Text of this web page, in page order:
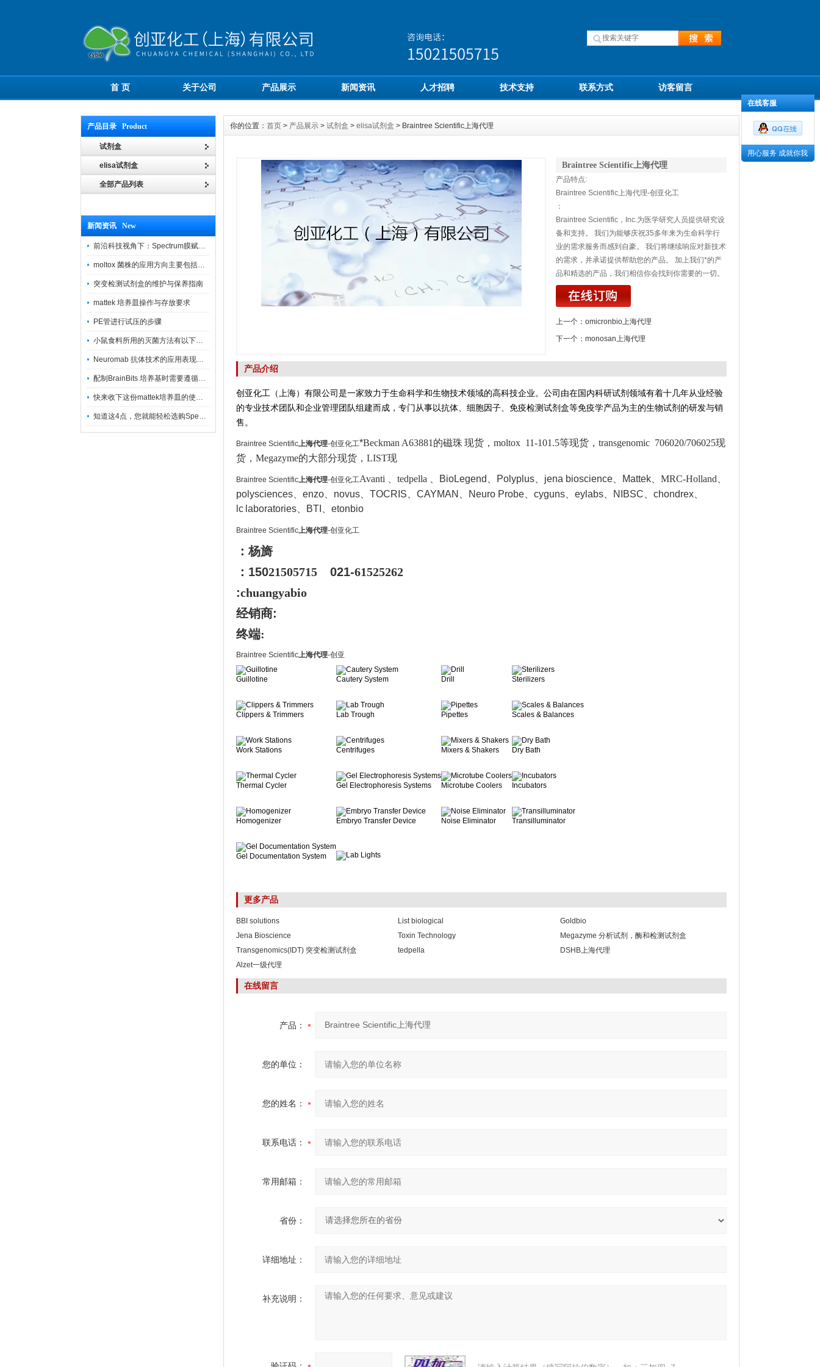
首 页 关于公司 产品展示 新闻资讯 人才招聘 技术支持 联系方式 访客留言
产品目录 Product
试剂盒
elisa试剂盒
全部产品列表
新闻资讯 New
前沿科技视角下：Spectrum膜赋能精密制造
moltox 菌株的应用方向主要包括以下几个方面
突变检测试剂盒的维护与保养指南
mattek 培养皿操作与存放要求
PE管进行试压的步骤
小鼠食料所用的灭菌方法有以下三种
Neuromab 抗体技术的应用表现在这几方面
配制BrainBits 培养基时需要遵循的原则
快来收下这份mattek培养皿的使用指南
知道这4点，您就能轻松选购Spectrum 膜
你的位置： 首页 > 产品展示 > 试剂盒 > elisa试剂盒 > Braintree Scientific上海代理
Braintree Scientific上海代理
产品特点:
Braintree Scientific上海代理-创亚化工
：
Braintree Scientific，Inc.为医学研究人员提供研究设
备和支持。 我们为能够庆祝35多年来为生命科学行
业的需求服务而感到自豪。 我们将继续响应对新技术
的需求，并承诺提供帮助您的产品。 加上我们*的产
品和精选的产品，我们相信你会找到你需要的一切。
上一个： omicronbio上海代理
下一个： monosan上海代理
产品介绍
创亚化工（上海）有限公司是一家致力于生命科学和生物技术领域的高科技企业。公司由在国内科研试剂领域有着十几年从业经验
的专业技术团队和企业管理团队组建而成，专门从事以抗体、细胞因子、免疫检测试剂盒等免疫学产品为主的生物试剂的研发与销
售。
Braintree Scientific上海代理-创亚化工*Beckman A63881的磁珠 现货，moltox 11-101.5等现货，transgenomic 706020/706025现
货，Megazyme的大部分现货，LIST现
Braintree Scientific上海代理-创亚化工Avanti 、tedpella 、 BioLegend、Polyplus、jena bioscience、Mattek 、MRC-Holland
polysciences、enzo、novus 、TOCRIS 、CAYMAN、Neuro Probe、cyguns、eylabs、NIBSC 、chondrex、
lc laboratories、BTI etonbio
Braintree Scientific上海代理-创亚化工
：杨旖
：15021505715 021-61525262
:chuangyabio
经销商:
终端:
Braintree Scientific上海代理-创亚
Guillotine Cautery System Drill Sterilizers
Clippers & Trimmers Lab Trough Pipettes Scales & Balances
Work Stations Centrifuges Mixers & Shakers Dry Bath
Thermal Cycler Gel Electrophoresis Systems Microtube Coolers Incubators
Homogenizer Embryo Transfer Device Noise Eliminator Transilluminator
Gel Documentation System
更多产品
BBI solutions List biological
Goldbio
Jena Bioscience
Toxin Technology
Megazyme 分析试剂，酶和检测试剂盒
Transgenomics(IDT) 突变检测试剂盒
tedpella
DSHB上海代理
Alzet一级代理
在线留言
产品：
您的单位：
您的姓名：
联系电话：
常用邮箱：
省份：
详细地址：
补充说明：
在线客服
用心服务 成就你我